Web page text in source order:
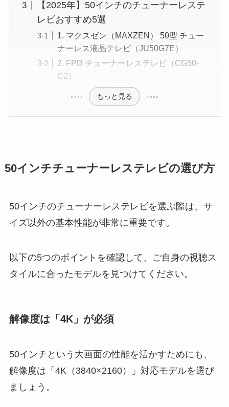
【2025年】50インチのチューナーレステ
レビおすすめ5選
1. マクスゼン（MAXZEN） 50型 チュー
ナーレス液晶テレビ（JU50G7E）
2. FPD チューナーレステレビ（CG50-
C2）
もっと見る
50インチチューナーレステレビの選び方
50インチのチューナーレステレビを選ぶ際は、サ
イズ以外の基本性能が非常に重要です。
以下の5つのポイントを確認して、ご自身の視聴ス
タイルに合ったモデルを見つけてください。
解像度は「4K」が必須
50インチという大画面の性能を活かすためにも、
解像度は「4K（3840×2160）」対応モデルを選び
ましょう。